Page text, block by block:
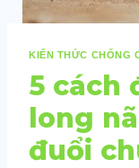
KIẾN THỨC CHỐNG
5 cách
long
đuổi